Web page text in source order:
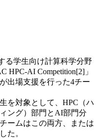
る学生向け計算科学分野
HPC-AI Competition[2]」
出場支援を行った4チー
を対象として、HPC（ハ
ング）部門とAI部門分
ームはこの両方、または
た。